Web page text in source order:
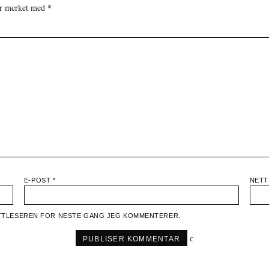
merket med *
E-POST *
FOR NESTE GANG JEG KOMMENTERER.